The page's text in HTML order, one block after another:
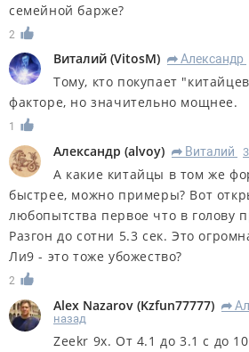
семейной барже?
2
Виталий (VitosM) R Александр
Тому, кто покупает
факторе, но значительно мощнее.
1
Александр (alvoy) R Виталий
А какие китайцы в том же
быстрее, можно примеры? Вот
любопытства первое что в голову
Разгон до сотни 5.3 сек. Это
Ли9 - это тоже убожество?
2
Alex Nazarov (Kzfun77777) R
назад
Zeekr 9x. От 4.1 до 3.1 с до